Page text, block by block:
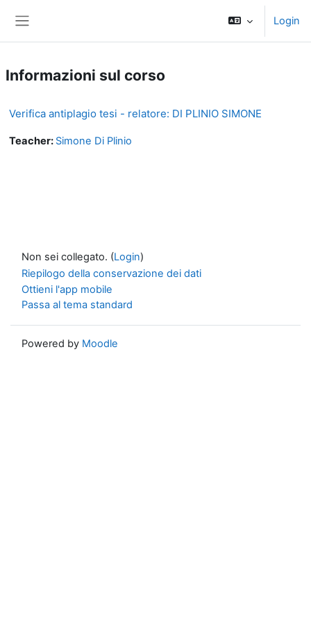
Login
Informazioni sul corso
Verifica antiplagio tesi - relatore: DI PLINIO SIMONE
Teacher: Simone Di Plinio
Non sei collegato. (Login)
Riepilogo della conservazione dei dati
Ottieni l'app mobile
Passa al tema standard
Powered by Moodle